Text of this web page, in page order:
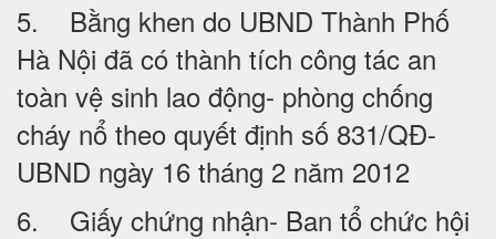
5. Bằng khen do UBND Thành Phố
Hà Nội đã có thành tích công tác an
toàn vệ sinh lao động- phòng chống
cháy nổ theo quyết định số 831/QĐ-
UBND ngày 16 tháng 2 năm 2012
6. Giấy chứng nhận- Ban tổ chức hội